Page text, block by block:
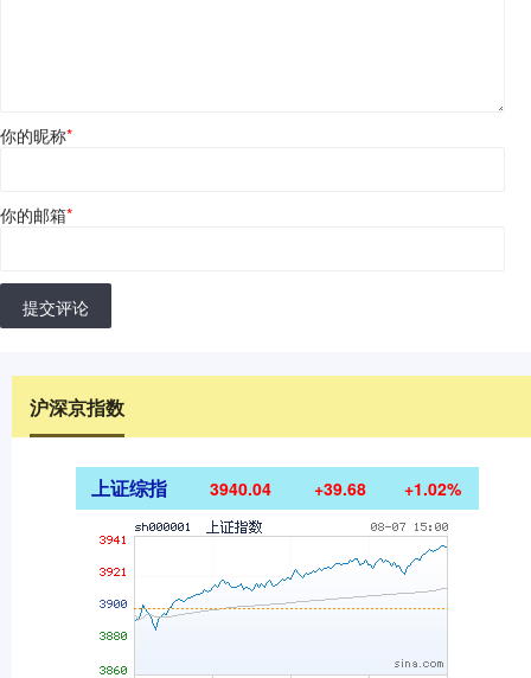
你的昵称*
你的邮箱*
提交评论
沪深京指数
上证综指 3940.04 +39.68 +1.02%